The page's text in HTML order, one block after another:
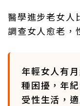
醫學進步老女人
調查女人愈老，
年輕女人有
種困擾，年
受性生活，